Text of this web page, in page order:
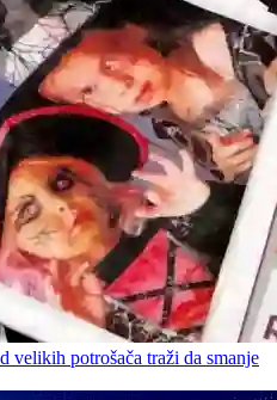
velikih potrošača traži da smanje